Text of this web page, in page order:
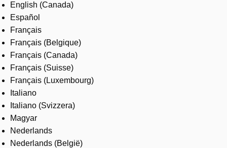
English (Canada)
Español
Français
Français (Belgique)
Français (Canada)
Français (Suisse)
Français (Luxembourg)
Italiano
Italiano (Svizzera)
Magyar
Nederlands
Nederlands (België)